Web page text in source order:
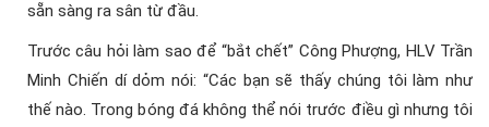
sẵn sàng ra sân từ đầu.
Trước câu hỏi làm sao để “bắt chết” Công Phượng, HLV Trần
Minh Chiến dí dỏm nói: “Các bạn sẽ thấy chúng tôi làm như
thế nào. Trong bóng đá không thể nói trước điều gì nhưng tôi